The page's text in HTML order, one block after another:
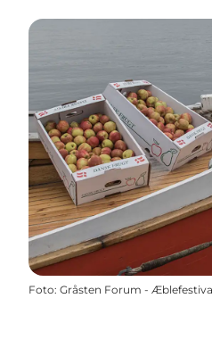
Foto: Gråsten Forum -